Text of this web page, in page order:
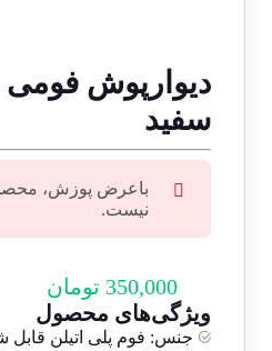
دیوارپوش فومی
سفید
باعرض پوزش،
نیست.
350,000 تومان
ویژگی‌های محصول
جنس: فوم پلی اتیلن